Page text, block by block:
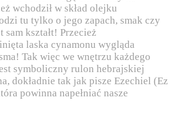
wchodził w skład olejku
tu tylko o jego zapach, smak czy
sam kształt! Przecież
laska cynamonu wygląda
Tak więc we wnętrzu każdego
symboliczny rulon hebrajskiej
dokładnie tak jak pisze Ezechiel (Ez
powinna napełniać nasze